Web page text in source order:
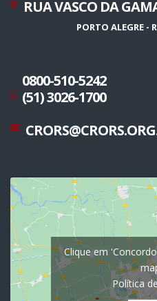
RUA VASCO DA
PORTO ALEGRE -
0800-510-5242
(51) 3026-1700
Clique em
Política